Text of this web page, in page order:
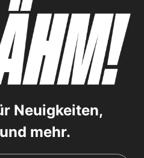
Neuigkeiten,
mehr.